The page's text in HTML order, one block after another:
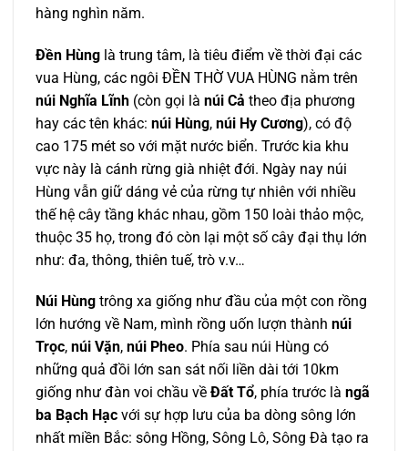
hàng nghìn năm.
Đền Hùng là trung tâm, là tiêu điểm về thời đại các
vua Hùng, các ngôi ĐỀN THỜ VUA HÙNG nằm trên
núi Nghĩa Lĩnh (còn gọi là núi Cả theo địa phương
hay các tên khác: núi Hùng, núi Hy Cương), có độ
cao 175 mét so với mặt nước biển. Trước kia khu
vực này là cánh rừng già nhiệt đới. Ngày nay núi
Hùng vẫn giữ dáng vẻ của rừng tự nhiên với nhiều
thế hệ cây tầng khác nhau, gồm 150 loài thảo mộc,
thuộc 35 họ, trong đó còn lại một số cây đại thụ lớn
như: đa, thông, thiên tuế, trò v.v…
Núi Hùng trông xa giống như đầu của một con rồng
lớn hướng về Nam, mình rồng uốn lượn thành núi
Trọc, núi Vặn, núi Pheo. Phía sau núi Hùng có
những quả đồi lớn san sát nối liền dài tới 10km
giống như đàn voi chầu về Đất Tổ, phía trước là ngã
ba Bạch Hạc với sự hợp lưu của ba dòng sông lớn
nhất miền Bắc: sông Hồng, Sông Lô, Sông Đà tạo ra